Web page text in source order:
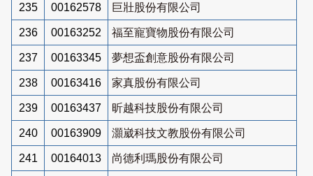
235 00162578 巨壯股份有限公司
236 00163252 福至寵寶物股份有限公司
237 00163345 夢想盃創意股份有限公司
238 00163416 家真股份有限公司
239 00163437 昕越科技股份有限公司
240 00163909 灝崴科技文教股份有限公司
241 00164013 尚德利瑪股份有限公司